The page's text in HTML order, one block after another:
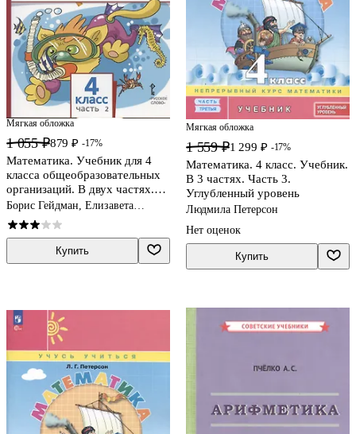
Мягкая обложка
1 055 ₽879 ₽ -17%
Математика. Учебник для 4
класса общеобразовательных
организаций. В двух частях.
Часть 2
Борис Гейдман, Елизавета
Зверева, Ирина Мишарина
Купить
Мягкая обложка
1 559 ₽1 299 ₽ -17%
Математика. 4 класс. Учебник.
В 3 частях. Часть 3.
Углубленный уровень
Людмила Петерсон
Нет оценок
Купить